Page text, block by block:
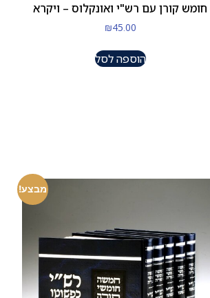
חומש קורן עם רש"י ואונקלוס – ויקרא
₪45.00
הוספה לסל
מבצע!